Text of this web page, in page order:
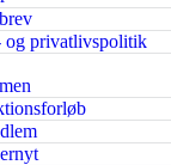
og privatlivspolitik